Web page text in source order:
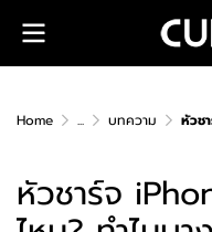
Home ... บทความ หัวชา
หัวชาร์จ